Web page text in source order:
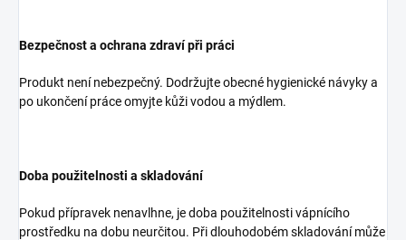
Bezpečnost a ochrana zdraví při práci
Produkt není nebezpečný. Dodržujte obecné hygienické návyky a
po ukončení práce omyjte kůži vodou a mýdlem.
Doba použitelnosti a skladování
Pokud přípravek nenavlhne, je doba použitelnosti vápnícího
prostředku na dobu neurčitou. Při dlouhodobém skladování může